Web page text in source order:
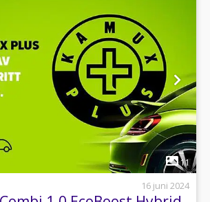
11
16 juni 2024